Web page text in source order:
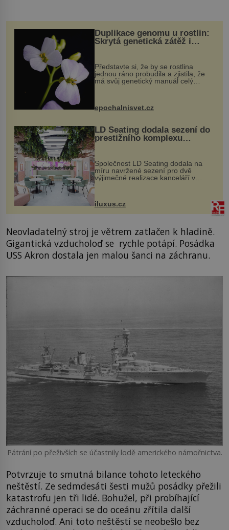
Duplikace genomu u rostlin:
Skrytá genetická zátěž i
Představte si, že by se rostlina
jednou ráno probudila a zjistila, že
má svůj genetický manuál celý
vstupenka...
epochalnisvet.cz
LD Seating dodala sezení do
prestižního komplexu
MediaCityUK v Salfordu
Společnost LD Seating dodala na
míru navržené sezení pro dvě
výjimečné realizace kanceláří v
areálu MediaCityUK v anglickém
budov Media...
iluxus.cz
Neovladatelný stroj je větrem zatlačen k hladině.
Gigantická vzducholoď se rychle potápí. Posádka
USS Akron dostala jen malou šanci na záchranu.
Pátrání po přeživších se účastnily lodě amerického námořnictva.
Potvrzuje to smutná bilance tohoto leteckého
neštěstí. Ze sedmdesáti šesti mužů posádky přežili
katastrofu jen tři lidé. Bohužel, při probíhající
záchranné operaci se do oceánu zřítila další
vzducholoď. Ani toto neštěstí se neobešlo bez